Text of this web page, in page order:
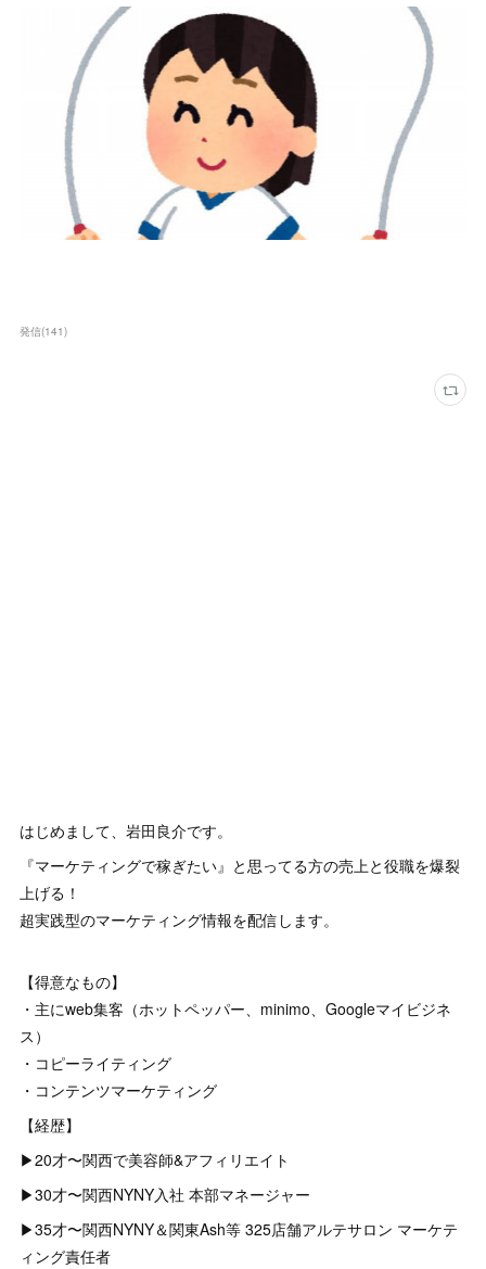
発信(141)
はじめまして、岩田良介です。
『マーケティングで稼ぎたい』と思ってる方の売上と役職を爆裂
上げる！
超実践型のマーケティング情報を配信します。
【得意なもの】
・主にweb集客（ホットペッパー、minimo、Googleマイビジネ
ス）
・コピーライティング
・コンテンツマーケティング
【経歴】
▶︎20才〜関西で美容師&アフィリエイト
▶︎30才〜関西NYNY入社 本部マネージャー
▶︎35才〜関西NYNY＆関東Ash等 325店舗アルテサロン マーケテ
ィング責任者